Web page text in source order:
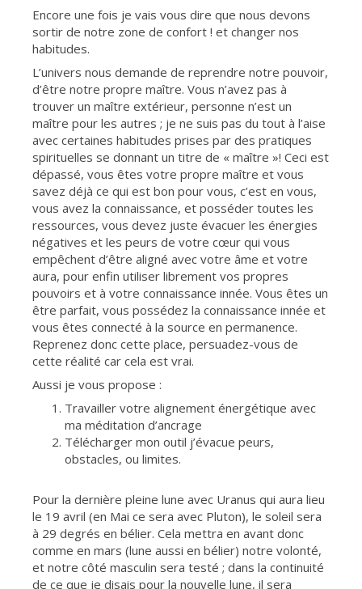
Encore une fois je vais vous dire que nous devons
sortir de notre zone de confort ! et changer nos
habitudes.
L’univers nous demande de reprendre notre pouvoir,
d’être notre propre maître. Vous n’avez pas à
trouver un maître extérieur, personne n’est un
maître pour les autres ; je ne suis pas du tout à l’aise
avec certaines habitudes prises par des pratiques
spirituelles se donnant un titre de « maître »! Ceci est
dépassé, vous êtes votre propre maître et vous
savez déjà ce qui est bon pour vous, c’est en vous,
vous avez la connaissance, et posséder toutes les
ressources, vous devez juste évacuer les énergies
négatives et les peurs de votre cœur qui vous
empêchent d’être aligné avec votre âme et votre
aura, pour enfin utiliser librement vos propres
pouvoirs et à votre connaissance innée. Vous êtes un
être parfait, vous possédez la connaissance innée et
vous êtes connecté à la source en permanence.
Reprenez donc cette place, persuadez-vous de
cette réalité car cela est vrai.
Aussi je vous propose :
Travailler votre alignement énergétique avec
ma méditation d’ancrage
Télécharger mon outil j’évacue peurs,
obstacles, ou limites.
Pour la dernière pleine lune avec Uranus qui aura lieu
le 19 avril (en Mai ce sera avec Pluton), le soleil sera
à 29 degrés en bélier. Cela mettra en avant donc
comme en mars (lune aussi en bélier) notre volonté,
et notre côté masculin sera testé ; dans la continuité
de ce que je disais pour la nouvelle lune, il sera